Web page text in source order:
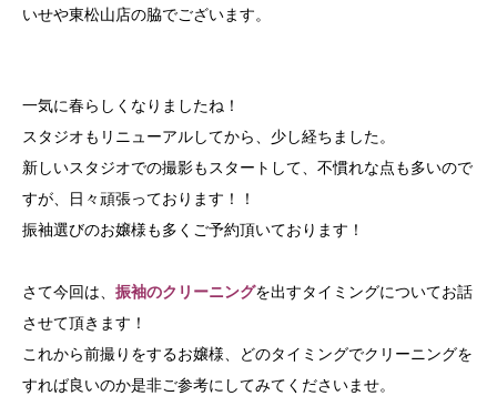
いせや東松山店の脇でございます。
一気に春らしくなりましたね！
スタジオもリニューアルしてから、少し経ちました。
新しいスタジオでの撮影もスタートして、不慣れな点も多いので
すが、日々頑張っております！！
振袖選びのお嬢様も多くご予約頂いております！
さて今回は、 振袖のクリーニングを出すタイミングについてお話
させて頂きます！
これから前撮りをするお嬢様、どのタイミングでクリーニングを
すれば良いのか是非ご参考にしてみてくださいませ。